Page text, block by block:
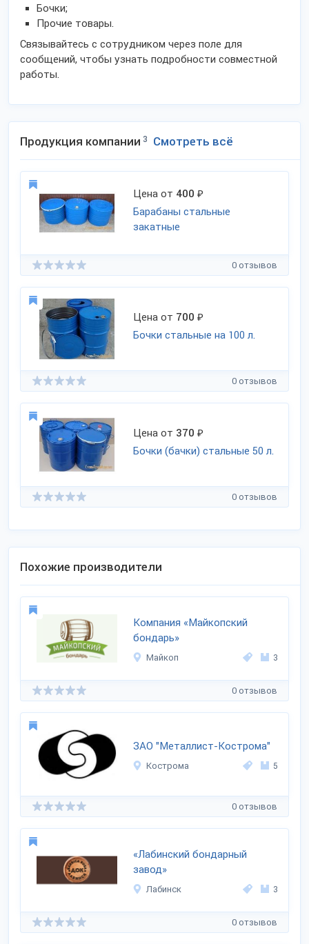
Бочки;
Прочие товары.
Связывайтесь с сотрудником через поле для
сообщений, чтобы узнать подробности совместной
работы.
Продукция компании 3 Смотреть всё
Цена от 400 ₽
Барабаны стальные
закатные
0 отзывов
Цена от 700 ₽
Бочки стальные на 100 л.
0 отзывов
Цена от 370 ₽
Бочки (бачки) стальные 50 л.
0 отзывов
Похожие производители
Компания «Майкопский
бондарь»
Майкоп 3
0 отзывов
ЗАО "Металлист-Кострома"
Кострома 5
0 отзывов
«Лабинский бондарный
завод»
Лабинск 3
0 отзывов